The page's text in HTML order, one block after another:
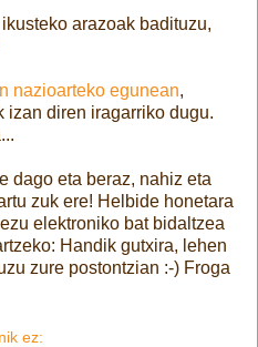
arazoak badituzu,
nazioarteko egunean,
izan diren iragarriko dugu.
dago eta beraz, nahiz eta
zuk ere! Helbide honetara
elektroniko bat bidaltzea
Handik gutxira, lehen
zure postontzian :-) Froga
ez: